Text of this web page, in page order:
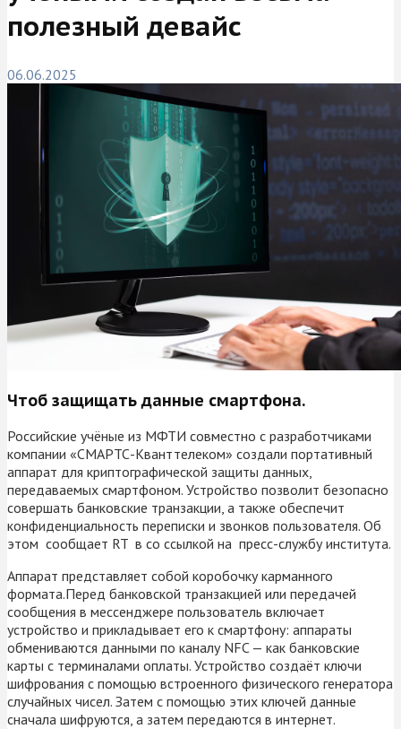
полезный девайс
06.06.2025
Чтоб защищать данные смартфона.
Российские учёные из МФТИ совместно с разработчиками
компании «СМАРТС-Кванттелеком» создали портативный
аппарат для криптографической защиты данных,
передаваемых смартфоном. Устройство позволит безопасно
совершать банковские транзакции, а также обеспечит
конфиденциальность переписки и звонков пользователя. Об
этом сообщает RT в со ссылкой на пресс-службу института.
Аппарат представляет собой коробочку карманного
формата.Перед банковской транзакцией или передачей
сообщения в мессенджере пользователь включает
устройство и прикладывает его к смартфону: аппараты
обмениваются данными по каналу NFC — как банковские
карты с терминалами оплаты. Устройство создаёт ключи
шифрования с помощью встроенного физического генератора
случайных чисел. Затем с помощью этих ключей данные
сначала шифруются, а затем передаются в интернет.